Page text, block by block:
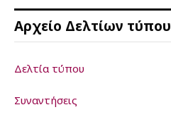
Αρχείο Δελτίων τύπου
Δελτία τύπου
Συναντήσεις